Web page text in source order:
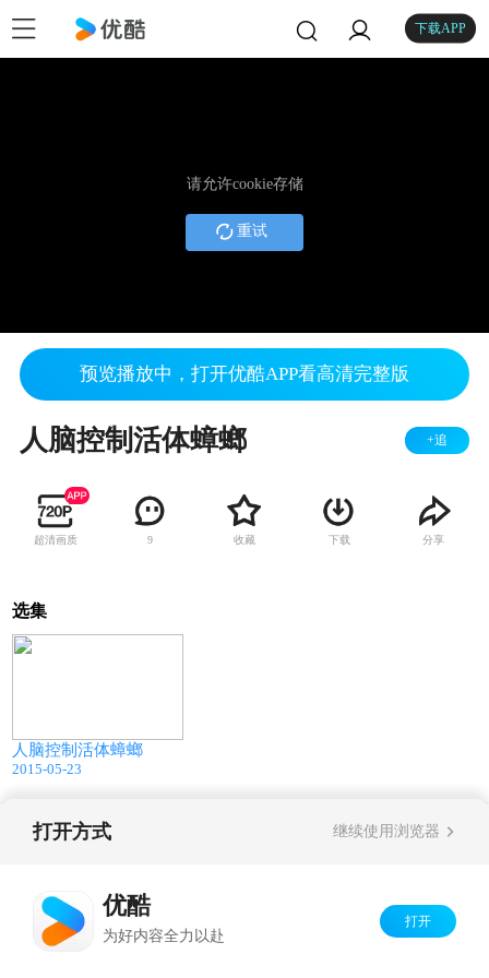
下载APP
请允许cookie存储
重试
预览播放中，打开优酷APP看高清完整版
人脑控制活体蟑螂 +追
超清画质 9 收藏 下载 分享
选集
人脑控制活体蟑螂
2015-05-23
版权所有
打开方式 继续使用浏览器
优酷
为好内容全力以赴
打开